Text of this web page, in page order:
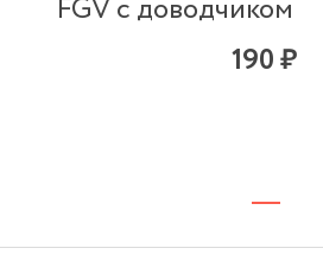
FGV с доводчиком
190 ₽